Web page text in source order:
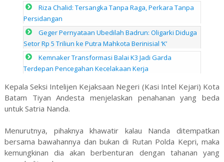
Riza Chalid: Tersangka Tanpa Raga, Perkara Tanpa
Persidangan
Geger Pernyataan Ubedilah Badrun: Oligarki Diduga
Setor Rp 5 Triliun ke Putra Mahkota Berinisial ‘K’
Kemnaker Transformasi Balai K3 Jadi Garda
Terdepan Pencegahan Kecelakaan Kerja
Kepala Seksi Intelijen Kejaksaan Negeri (Kasi Intel Kejari) Kota
Batam Tiyan Andesta menjelaskan penahanan yang beda
untuk Satria Nanda.
Menurutnya, pihaknya khawatir kalau Nanda ditempatkan
bersama bawahannya dan bukan di Rutan Polda Kepri, maka
kemungkinan dia akan berbenturan dengan tahanan yang